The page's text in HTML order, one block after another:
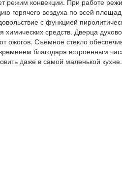
горячего воздуха по всей
с функцией
химических средств. Дверца
ожогов. Съемное стекло
благодаря встроенным
даже в самой маленькой